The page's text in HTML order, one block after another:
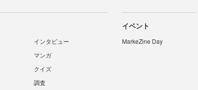
インタビュー
マンガ
クイズ
調査
イベント
MarkeZine Day